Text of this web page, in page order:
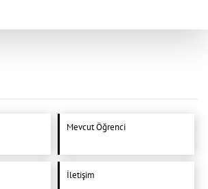
Mevcut Öğrenci
İletişim